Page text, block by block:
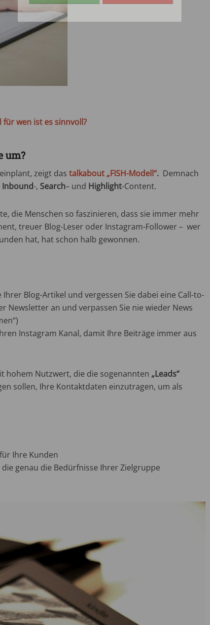
wen ist es sinnvoll?
um?
zeigt das talkabout „FISH-Modell“. Demnach
Inbound-, Search– und Highlight-Content.
die Menschen so faszinieren, dass sie immer mehr
treuer Blog-Leser oder Instagram-Follower – wer
hat, hat schon halb gewonnen.
Blog-Artikel und vergessen Sie dabei eine Call-to-
Newsletter an und verpassen Sie nie wieder News
Instagram Kanal, damit Ihre Beiträge immer aus
hohem Nutzwert, die die sogenannten „Leads“
sollen, Ihre Kontaktdaten einzutragen, um als
für Ihre Kunden
genau die Bedürfnisse Ihrer Zielgruppe
herunter laden